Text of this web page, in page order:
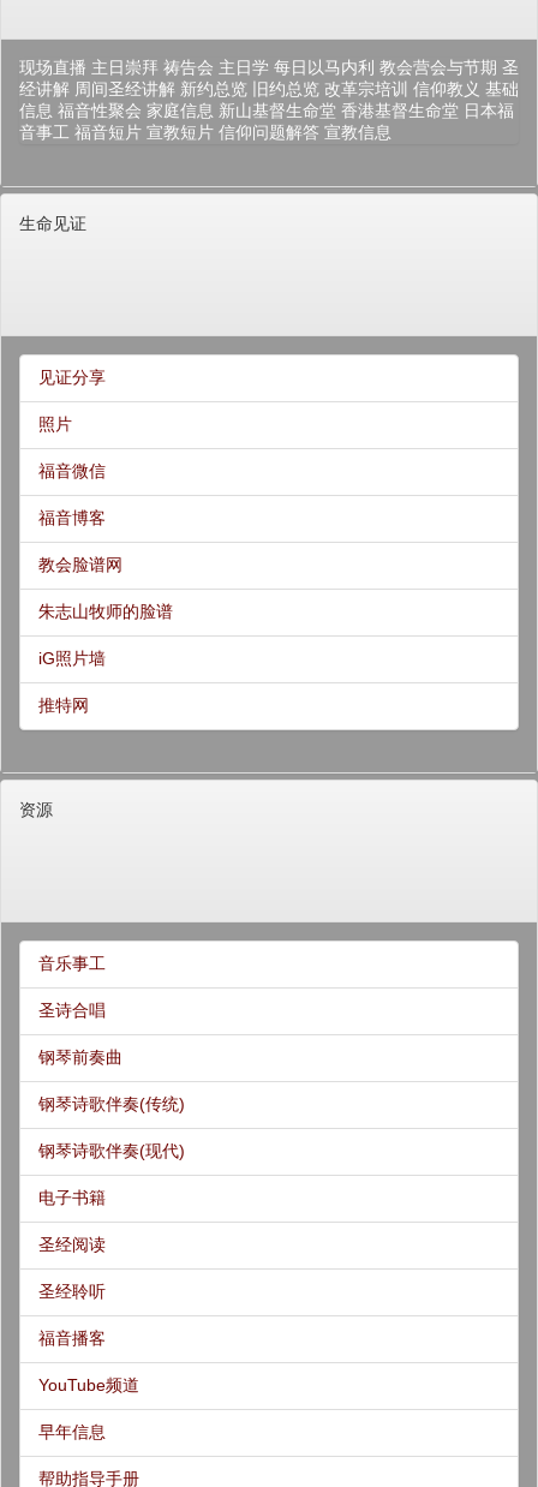
现场直播 主日崇拜 祷告会 主日学 每日以马内利 教会营会与节期 圣
经讲解 周间圣经讲解 新约总览 旧约总览 改革宗培训 信仰教义 基础
信息 福音性聚会 家庭信息 新山基督生命堂 香港基督生命堂 日本福
音事工 福音短片 宣教短片 信仰问题解答 宣教信息
生命见证
见证分享
照片
福音微信
福音博客
教会脸谱网
朱志山牧师的脸谱
iG照片墙
推特网
资源
音乐事工
圣诗合唱
钢琴前奏曲
钢琴诗歌伴奏(传统)
钢琴诗歌伴奏(现代)
电子书籍
圣经阅读
圣经聆听
福音播客
YouTube频道
早年信息
帮助指导手册